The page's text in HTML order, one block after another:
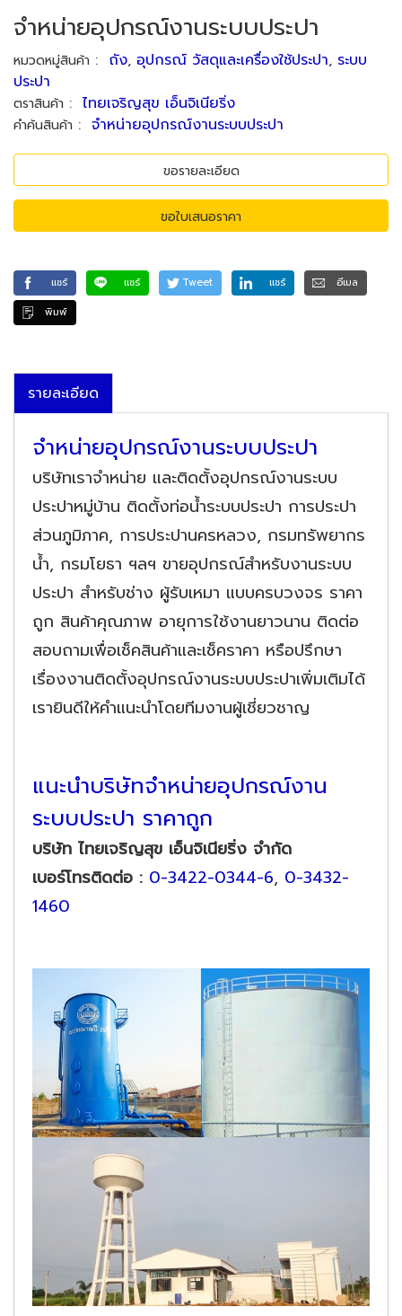
จำหน่ายอุปกรณ์งานระบบประปา
หมวดหมู่สินค้า : ถัง, อุปกรณ์ วัสดุและเครื่องใช้ประปา, ระบบ
ประปา
ตราสินค้า : ไทยเจริญสุข เอ็นจิเนียริ่ง
คำค้นสินค้า : จำหน่ายอุปกรณ์งานระบบประปา
ขอรายละเอียด
ขอใบเสนอราคา
แชร์ แชร์ Tweet แชร์
อีเมล
พิมพ์
รายละเอียด
จำหน่ายอุปกรณ์งานระบบประปา
บริษัทเราจำหน่าย และติดตั้งอุปกรณ์งานระบบ
ประปาหมู่บ้าน ติดตั้งท่อน้ำระบบประปา การประปา
ส่วนภูมิภาค, การประปานครหลวง, กรมทรัพยากร
น้ำ, กรมโยธา ฯลฯ ขายอุปกรณ์สำหรับงานระบบ
ประปา สำหรับช่าง ผู้รับเหมา แบบครบวงจร ราคา
ถูก สินค้าคุณภาพ อายุการใช้งานยาวนาน ติดต่อ
สอบถามเพื่อเช็คสินค้าและเช็คราคา หรือปรึกษา
เรื่องงานติดตั้งอุปกรณ์งานระบบประปาเพิ่มเติมได้
เรายินดีให้คำแนะนำโดยทีมงานผู้เชี่ยวชาญ
แนะนำบริษัทจำหน่ายอุปกรณ์งาน
ระบบประปา ราคาถูก
บริษัท ไทยเจริญสุข เอ็นจิเนียริ่ง จำกัด
เบอร์โทรติดต่อ : 0-3422-0344-6, 0-3432-
1460